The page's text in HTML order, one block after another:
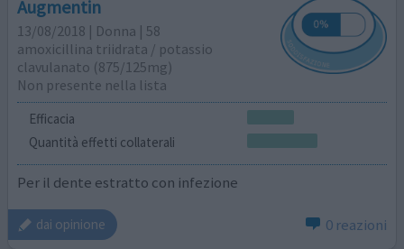
Augmentin
13/08/2018 | Donna | 58
amoxicillina triidrata / potassio
clavulanato (875/125mg)
Non presente nella lista
Efficacia
Quantità effetti collaterali
Per il dente estratto con infezione
dai opinione 0 reazioni